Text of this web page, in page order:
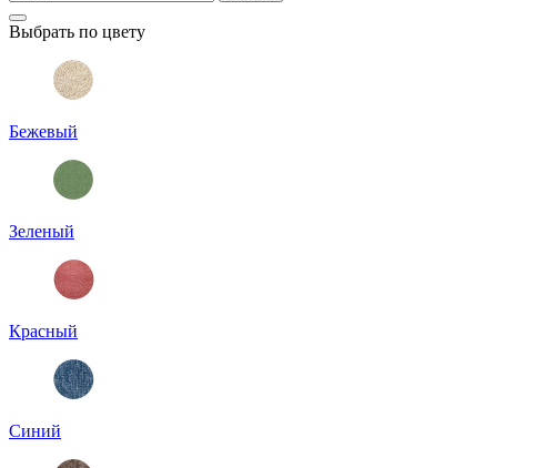
Выбрать по цвету
Бежевый
Зеленый
Красный
Синий